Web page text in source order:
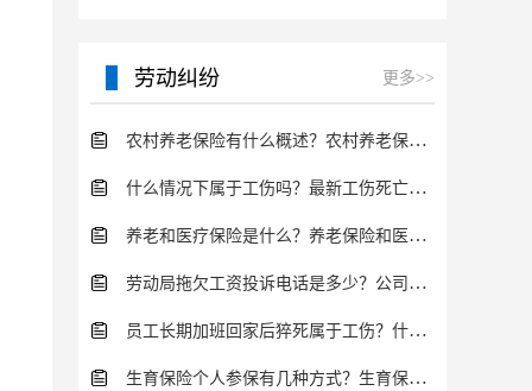
劳动纠纷 更多>>
农村养老保险有什么概述？农村养老保险的计算方法有哪些？
什么情况下属于工伤吗？最新工伤死亡赔偿标准有多少？
养老和医疗保险是什么？养老保险和医疗保险的区别在哪里？
劳动局拖欠工资投诉电话是多少？公司拖欠工资怎么办？
员工长期加班回家后猝死属于工伤？什么情况下属于工伤？
生育保险个人参保有几种方式？生育保险报销所需资料有哪些？